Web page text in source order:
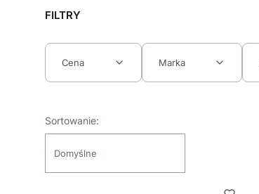
FILTRY
Cena Marka
Lista produktów
Sortowanie:
Domyślne